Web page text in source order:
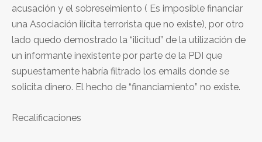
acusación y el sobreseimiento ( Es imposible financiar
una Asociación ilícita terrorista que no existe), por otro
lado quedo demostrado la “ilicitud” de la utilización de
un informante inexistente por parte de la PDI que
supuestamente habría filtrado los emails donde se
solicita dinero. El hecho de “financiamiento” no existe.
Recalificaciones